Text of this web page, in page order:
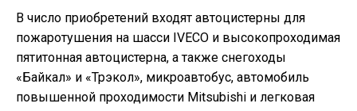
В число приобретений входят автоцистерны для
пожаротушения на шасси IVECO и высокопроходимая
пятитонная автоцистерна, а также снегоходы
«Байкал» и «Трэкол», микроавтобус, автомобиль
повышенной проходимости Mitsubishi и легковая